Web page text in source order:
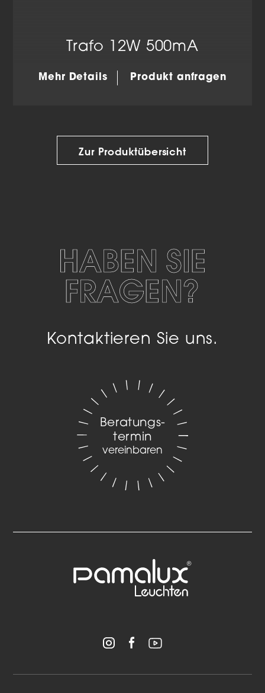
Trafo 12W 500mA
Mehr Details Produkt anfragen
Zur Produktübersicht
HABEN SIE
FRAGEN?
Kontaktieren Sie uns.
Beratungs­
termin
vereinbaren